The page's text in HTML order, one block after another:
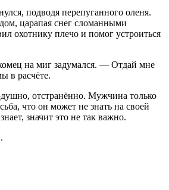
подводя перепуганного оленя.
царапая снег сломанными
охотнику плечо и помог устроиться
на миг задумался. — Отдай мне
в расчёте.
отстранённо. Мужчина только
что он может не знать на своей
значит это не так важно.